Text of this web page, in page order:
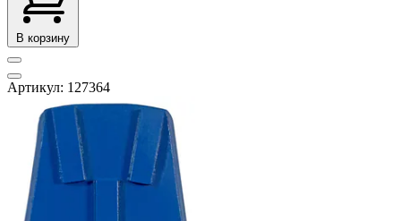
В корзину
Артикул: 127364